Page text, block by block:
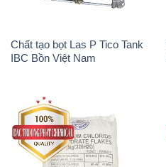
Chất tạo bọt Las P Tico Tank
IBC Bồn Việt Nam